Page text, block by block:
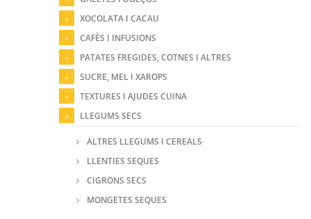
XOCOLATA I CACAU
CAFÈS I INFUSIONS
PATATES FREGIDES, COTNES I ALTRES
SUCRE, MEL I XAROPS
TEXTURES I AJUDES CUINA
LLEGUMS SECS
ALTRES LLEGUMS I CEREALS
LLENTIES SEQUES
CIGRONS SECS
MONGETES SEQUES